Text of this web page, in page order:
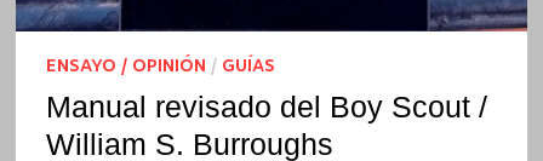
ENSAYO / OPINIÓN / GUÍAS
Manual revisado del Boy Scout /
William S. Burroughs